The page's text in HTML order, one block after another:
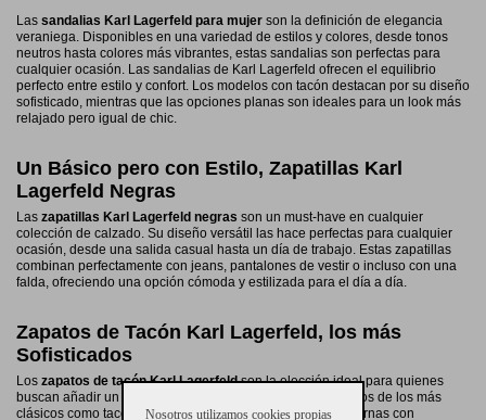
Las sandalias Karl Lagerfeld para mujer son la definición de elegancia
veraniega. Disponibles en una variedad de estilos y colores, desde tonos
neutros hasta colores más vibrantes, estas sandalias son perfectas para
cualquier ocasión. Las sandalias de Karl Lagerfeld ofrecen el equilibrio
perfecto entre estilo y confort. Los modelos con tacón destacan por su diseño
sofisticado, mientras que las opciones planas son ideales para un look más
relajado pero igual de chic.
Un Básico pero con Estilo, Zapatillas Karl
Lagerfeld Negras
Las zapatillas Karl Lagerfeld negras son un must-have en cualquier
colección de calzado. Su diseño versátil las hace perfectas para cualquier
ocasión, desde una salida casual hasta un día de trabajo. Estas zapatillas
combinan perfectamente con jeans, pantalones de vestir o incluso con una
falda, ofreciendo una opción cómoda y estilizada para el día a día.
Zapatos de Tacón Karl Lagerfeld, los más
Sofisticados
Los zapatos de tacón Karl Lagerfeldson la elección ideal para quienes
buscan añadir un toque de elegancia a su look. Con diseños de los más
clásicos como tacones de aguja hasta opciones más modernas con
Nosotros utilizamos cookies propias